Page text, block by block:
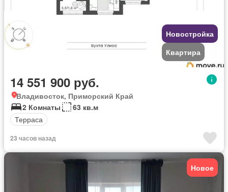
Новостройка
Квартира
14 551 900 руб.
Владивосток, Приморский Край
2 Комнаты
63 кв.м
Терраса
23 часов назад
Новое